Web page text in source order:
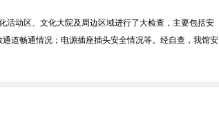
动区、文化大院及周边区域进行了大检查，主要包括安
道畅通情况；电源插座插头安全情况等。经自查，我馆安